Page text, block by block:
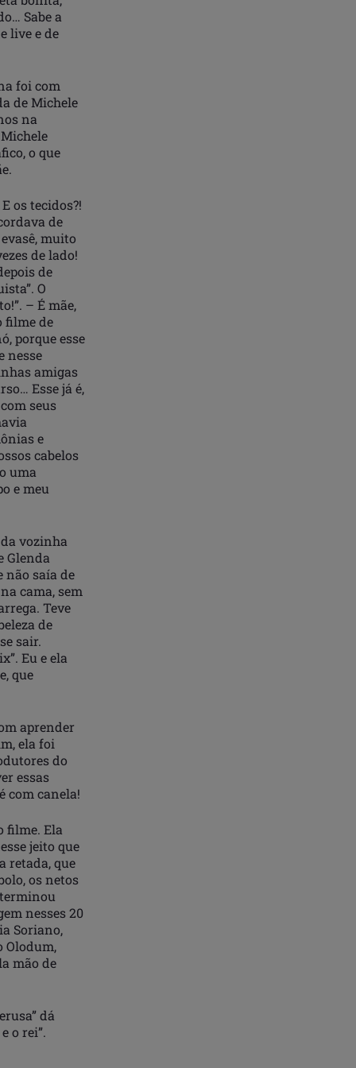
Sabe a
live e de
foi com
de Michele
na
o que
os tecidos?!
de
muito
de lado!
de
O
– É mãe,
filme de
porque esse
nesse
amigas
Esse já é,
seus
e
cabelos
uma
e meu
vozinha
Glenda
não saía de
cama, sem
Teve
de
sair.
Eu e ela
que
aprender
ela foi
do
essas
com canela!
filme. Ela
jeito que
retada, que
os netos
nesses 20
Soriano,
Olodum,
mão de
dá
o rei”.